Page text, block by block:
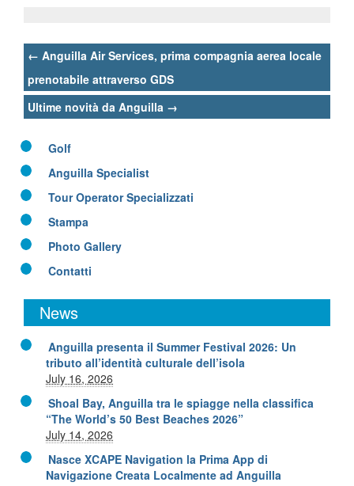
Post
navigation
← Anguilla Air Services, prima compagnia aerea locale
prenotabile attraverso GDS
Ultime novità da Anguilla →
Golf
Anguilla Specialist
Tour Operator Specializzati
Stampa
Photo Gallery
Contatti
News
Anguilla presenta il Summer Festival 2026: Un
tributo all’identità culturale dell’isola
July 16, 2026
Shoal Bay, Anguilla tra le spiagge nella classifica
“The World’s 50 Best Beaches 2026”
July 14, 2026
Nasce XCAPE Navigation la Prima App di
Navigazione Creata Localmente ad Anguilla